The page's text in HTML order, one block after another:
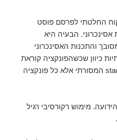
החלטתי לפרסם פוסט
אסינכרוני. הבעיה היא
והתכנות האסינכרוני
כיוון שכשהפונקציה קוראת
לזו שלאחריה זה לא עובר בstack המסורתי אלא כל פונקציה
מימוש רקורסיבי רגיל